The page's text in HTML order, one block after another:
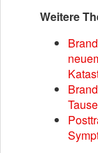
Weitere